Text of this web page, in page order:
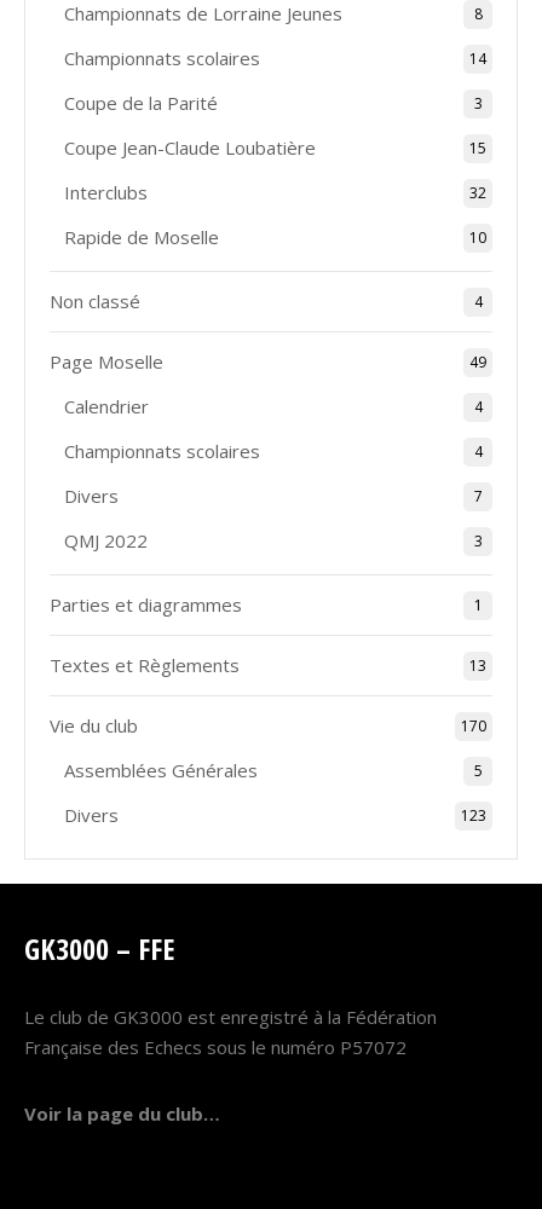
Championnats de Lorraine Jeunes 8
Championnats scolaires 14
Coupe de la Parité 3
Coupe Jean-Claude Loubatière 15
Interclubs 32
Rapide de Moselle 10
Non classé 4
Page Moselle 49
Calendrier 4
Championnats scolaires 4
Divers 7
QMJ 2022 3
Parties et diagrammes 1
Textes et Règlements 13
Vie du club 170
Assemblées Générales 5
Divers 123
GK3000 – FFE
Le club de GK3000 est enregistré à la Fédération
Française des Echecs sous le numéro P57072
Voir la page du club…